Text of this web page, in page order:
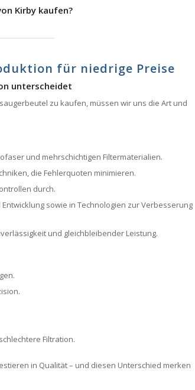
Kirby kaufen?
für niedrige Preise
unterscheidet
zu kaufen, müssen wir uns die Art und
und mehrschichtigen Filtermaterialien.
die Fehlerquoten minimieren.
durch.
sowie in Technologien zur Verbesserung
und gleichbleibender Leistung.
Filtration.
in Qualität – und diesen Unterschied merken